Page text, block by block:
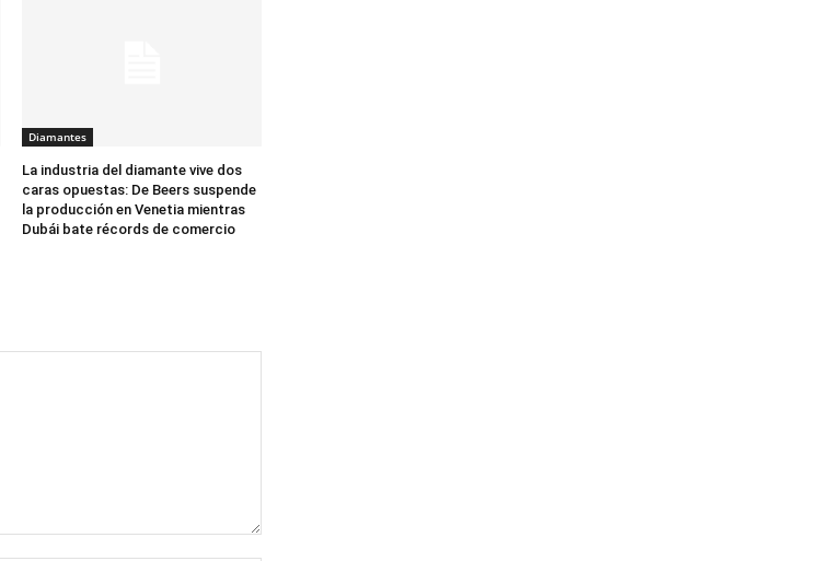
Diamantes
La industria del diamante vive dos
caras opuestas: De Beers suspende
la producción en Venetia mientras
Dubái bate récords de comercio